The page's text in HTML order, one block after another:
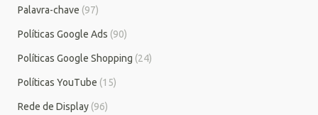
Palavra-chave (97)
Políticas Google Ads (90)
Políticas Google Shopping (24)
Políticas YouTube (15)
Rede de Display (96)